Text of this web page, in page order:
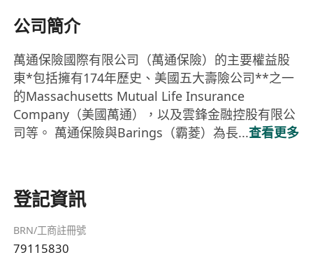
公司簡介
萬通保險國際有限公司（萬通保險）的主要權益股
東*包括擁有174年歷史、美國五大壽險公司**之一
的Massachusetts Mutual Life Insurance
Company（美國萬通），以及雲鋒金融控股有限公
司等。 萬通保險與Barings（霸菱）為長...查看更多
登記資訊
BRN/工商註冊號
79115830